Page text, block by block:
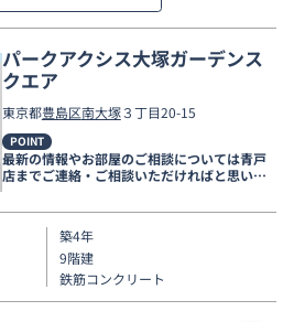
パークアクシス大塚ガーデンス
クエア
東京都豊島区南大塚３丁目20-15
POINT
最新の情報やお部屋のご相談については青戸
店までご連絡・ご相談いただければと思いま
す。
築4年
9階建
鉄筋コンクリート